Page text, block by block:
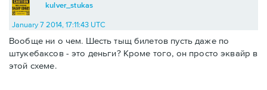
kulver_stukas
January 7 2014, 17:11:43 UTC
Вообще ни о чем. Шесть тыщ билетов пусть даже по
штукебаксов - это деньги? Кроме того, он просто эквайр в
этой схеме.